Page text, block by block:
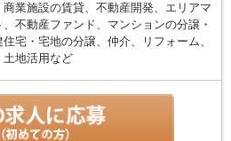
商業施設の賃貸、不動産開発、エリアマ
、不動産ファンド、マンションの分譲・
宅・宅地の分譲、仲介、リフォーム、
土地活用など